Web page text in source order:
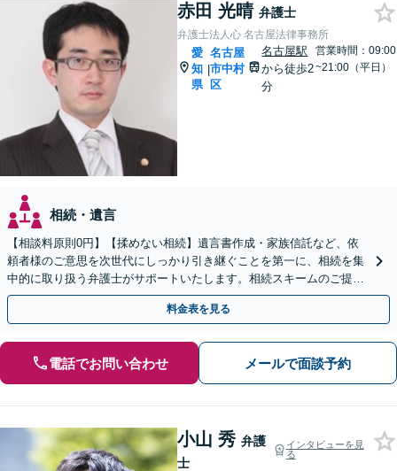
赤田 光晴 弁護士
弁護士法人心 名古屋法律事務所
愛
知
県
|
名古屋
市中村
区
名古屋駅
から徒歩2
分
営業時間：09:00
~21:00（平日）
相続・遺言
【相談料原則0円】【揉めない相続】遺言書作成・家族信託など、依
頼者様のご意思を次世代にしっかり引き継ぐことを第一に、相続を集
中的に取り扱う弁護士がサポートいたします。相続スキームのご提案
から遺言執行まで責任を持って対応させていただきます。
料金表を見る
電話でお問い合わせ メールで面談予約
小山 秀 弁護
士
インタビューを見
る